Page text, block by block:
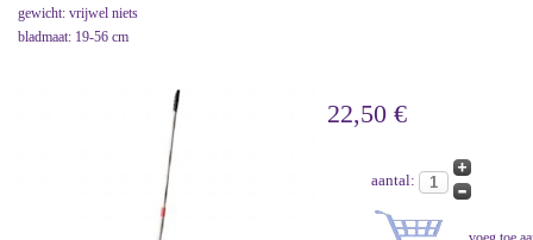
gewicht: vrijwel niets
bladmaat: 19-56 cm
22,50 €
aantal: